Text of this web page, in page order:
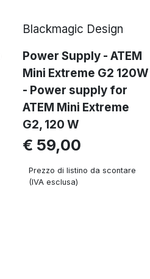
Blackmagic Design
Power Supply - ATEM
Mini Extreme G2 120W
- Power supply for
ATEM Mini Extreme
G2, 120 W
€ 59,00
Prezzo di listino da scontare
(IVA esclusa)